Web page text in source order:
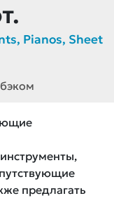
Pianos, Sheet
предлагать